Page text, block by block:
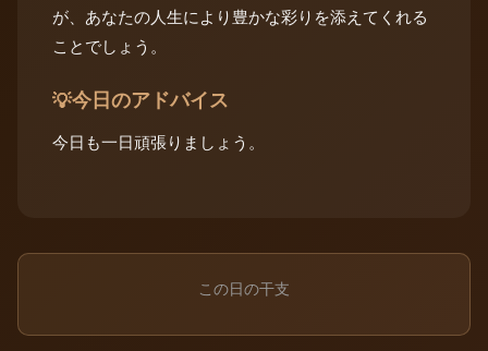
が、あなたの人生により豊かな彩りを添えてくれる
ことでしょう。
💡今日のアドバイス
今日も一日頑張りましょう。
この日の干支